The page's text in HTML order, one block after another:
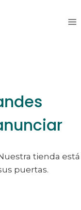
tienda está
puertas.